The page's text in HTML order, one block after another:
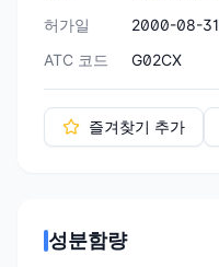
허가일
2000-08-31
ATC 코드
G02CX
즐겨찾기 추가
성분함량